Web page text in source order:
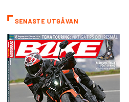
SENASTE UTGÅVAN